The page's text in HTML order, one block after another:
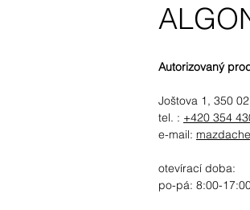
Autorizovaný
Joštova 1, 350
tel. : +420 354
e-mail:
otevírací doba:
po-pá: 8:00-